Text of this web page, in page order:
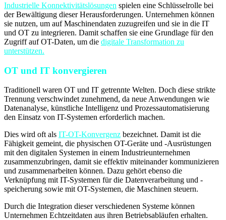
Industrielle Konnektivitätslösungen spielen eine Schlüsselrolle bei
der Bewältigung dieser Herausforderungen. Unternehmen können
sie nutzen, um auf Maschinendaten zuzugreifen und sie in die IT
und OT zu integrieren. Damit schaffen sie eine Grundlage für den
Zugriff auf OT-Daten, um die digitale Transformation zu
unterstützen.
OT und IT konvergieren
Traditionell waren OT und IT getrennte Welten. Doch diese strikte
Trennung verschwindet zunehmend, da neue Anwendungen wie
Datenanalyse, künstliche Intelligenz und Prozessautomatisierung
den Einsatz von IT-Systemen erforderlich machen.
Dies wird oft als IT-OT-Konvergenz bezeichnet. Damit ist die
Fähigkeit gemeint, die physischen OT-Geräte und -Ausrüstungen
mit den digitalen Systemen in einem Industrieunternehmen
zusammenzubringen, damit sie effektiv miteinander kommunizieren
und zusammenarbeiten können. Dazu gehört ebenso die
Verknüpfung mit IT-Systemen für die Datenverarbeitung und -
speicherung sowie mit OT-Systemen, die Maschinen steuern.
Durch die Integration dieser verschiedenen Systeme können
Unternehmen Echtzeitdaten aus ihren Betriebsabläufen erhalten.